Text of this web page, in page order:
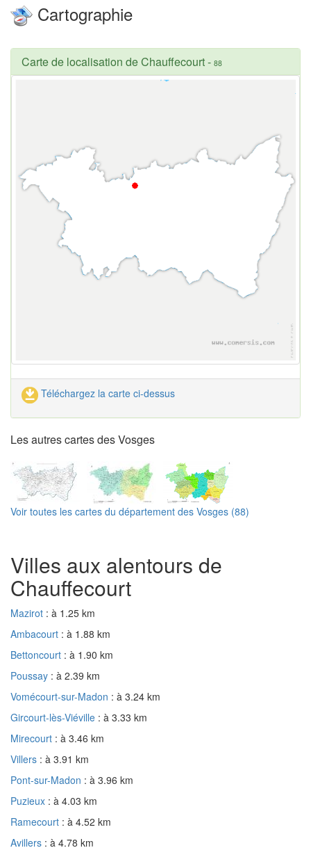
Cartographie
Carte de localisation de Chauffecourt- 88
Téléchargez la carte ci-dessus
Les autres cartes des Vosges
Voir toutes les cartes du département des Vosges (88)
Villes aux alentours de
Chauffecourt
Mazirot : à 1.25 km
Ambacourt : à 1.88 km
Bettoncourt : à 1.90 km
Poussay : à 2.39 km
Vomécourt-sur-Madon : à 3.24 km
Gircourt-lès-Viéville : à 3.33 km
Mirecourt : à 3.46 km
Villers : à 3.91 km
Pont-sur-Madon : à 3.96 km
Puzieux : à 4.03 km
Ramecourt : à 4.52 km
Avillers : à 4.78 km